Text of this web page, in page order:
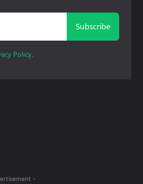
Subscribe
Policy.
-